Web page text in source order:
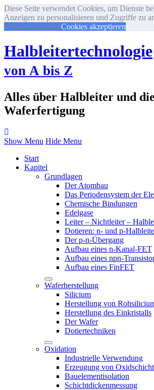
Diese Seite verwendet Cookies, um Dienste
Anzeigen zu personalisieren und Zugriffe zu
Cookies ablehnenCookies akzeptieren
Halbleitertechnologie
von A bis Z
Alles über Halbleiter und die
Waferfertigung
Show Menu Hide Menu
Start
Kapitel
Grundlagen
Der Atombau
Das Periodensystem der
Chemische Bindungen
Edelgase
Leiter – Nichtleiter –
Dotieren: n- und p-
Der p-n-Übergang
Aufbau eines n-Kanal-FET
Aufbau eines npn-
Aufbau eines FinFET
Waferherstellung
Silicium
Herstellung von
Herstellung des Einkristalls
Der Wafer
Dotiertechniken
Oxidation
Industrielle Verwendung
Erzeugung von
Bauelementisolation
Schichtdickenmessung